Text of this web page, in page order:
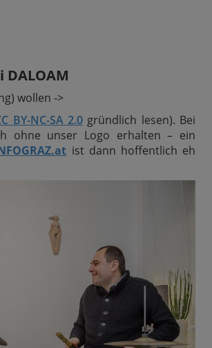
DALOAM
wollen ->
BY-NC-SA 2.0 gründlich lesen). Bei
ohne unser Logo erhalten – ein
ist dann hoffentlich eh